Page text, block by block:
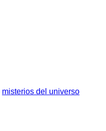
misterios del universo